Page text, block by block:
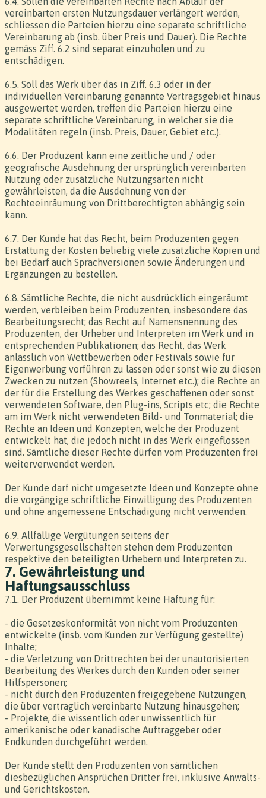
vereinbarten ersten Nutzungsdauer verlängert werden,
schliessen die Parteien hierzu eine separate schriftliche
Vereinbarung ab (insb. über Preis und Dauer). Die Rechte
gemäss Ziff. 6.2 sind separat einzuholen und zu
entschädigen.
6.5. Soll das Werk über das in Ziff. 6.3 oder in der
individuellen Vereinbarung genannte Vertragsgebiet hinaus
ausgewertet werden, treffen die Parteien hierzu eine
separate schriftliche Vereinbarung, in welcher sie die
Modalitäten regeln (insb. Preis, Dauer, Gebiet etc.).
6.6. Der Produzent kann eine zeitliche und / oder
geografische Ausdehnung der ursprünglich vereinbarten
Nutzung oder zusätzliche Nutzungsarten nicht
gewährleisten, da die Ausdehnung von der
Rechteeinräumung von Drittberechtigten abhängig sein
kann.
6.7. Der Kunde hat das Recht, beim Produzenten gegen
Erstattung der Kosten beliebig viele zusätzliche Kopien und
bei Bedarf auch Sprachversionen sowie Änderungen und
Ergänzungen zu bestellen.
6.8. Sämtliche Rechte, die nicht ausdrücklich eingeräumt
werden, verbleiben beim Produzenten, insbesondere das
Bearbeitungsrecht; das Recht auf Namensnennung des
Produzenten, der Urheber und Interpreten im Werk und in
entsprechenden Publikationen; das Recht, das Werk
anlässlich von Wettbewerben oder Festivals sowie für
Eigenwerbung vorführen zu lassen oder sonst wie zu diesen
Zwecken zu nutzen (Showreels, Internet etc.); die Rechte an
der für die Erstellung des Werkes geschaffenen oder sonst
verwendeten Software, den Plug-ins, Scripts etc; die Rechte
am im Werk nicht verwendeten Bild- und Tonmaterial; die
Rechte an Ideen und Konzepten, welche der Produzent
entwickelt hat, die jedoch nicht in das Werk eingeflossen
sind. Sämtliche dieser Rechte dürfen vom Produzenten frei
weiterverwendet werden.
Der Kunde darf nicht umgesetzte Ideen und Konzepte ohne
die vorgängige schriftliche Einwilligung des Produzenten
und ohne angemessene Entschädigung nicht verwenden.
6.9. Allfällige Vergütungen seitens der
Verwertungsgesellschaften stehen dem Produzenten
respektive den beteiligten Urhebern und Interpreten zu.
7. Gewährleistung und
Haftungsausschluss
7.1. Der Produzent übernimmt keine Haftung für:
- die Gesetzeskonformität von nicht vom Produzenten
entwickelte (insb. vom Kunden zur Verfügung gestellte)
Inhalte;
- die Verletzung von Drittrechten bei der unautorisierten
Bearbeitung des Werkes durch den Kunden oder seiner
Hilfspersonen;
- nicht durch den Produzenten freigegebene Nutzungen,
die über vertraglich vereinbarte Nutzung hinausgehen;
- Projekte, die wissentlich oder unwissentlich für
amerikanische oder kanadische Auftraggeber oder
Endkunden durchgeführt werden.
Der Kunde stellt den Produzenten von sämtlichen
diesbezüglichen Ansprüchen Dritter frei, inklusive Anwalts-
und Gerichtskosten.